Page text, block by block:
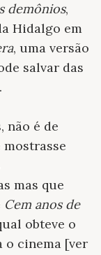
demônios,
Hidalgo em
, uma versão
salvar das
não é de
mas que
Cem anos de
obteve o
o cinema [ver